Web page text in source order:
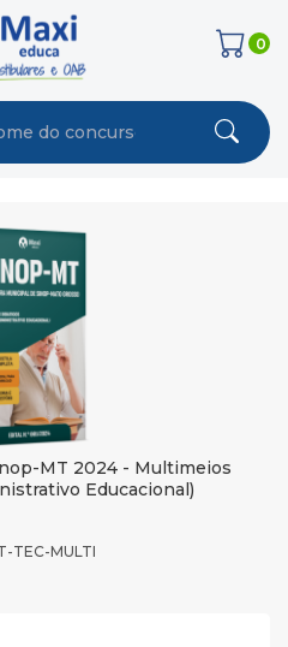
0
MT 2024 - Multimeios
Educacional)
TEC-MULTI